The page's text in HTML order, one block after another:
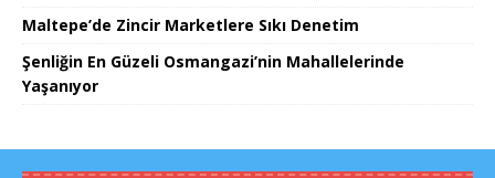
Maltepe’de Zincir Marketlere Sıkı Denetim
Şenliğin En Güzeli Osmangazi’nin Mahallelerinde
Yaşanıyor